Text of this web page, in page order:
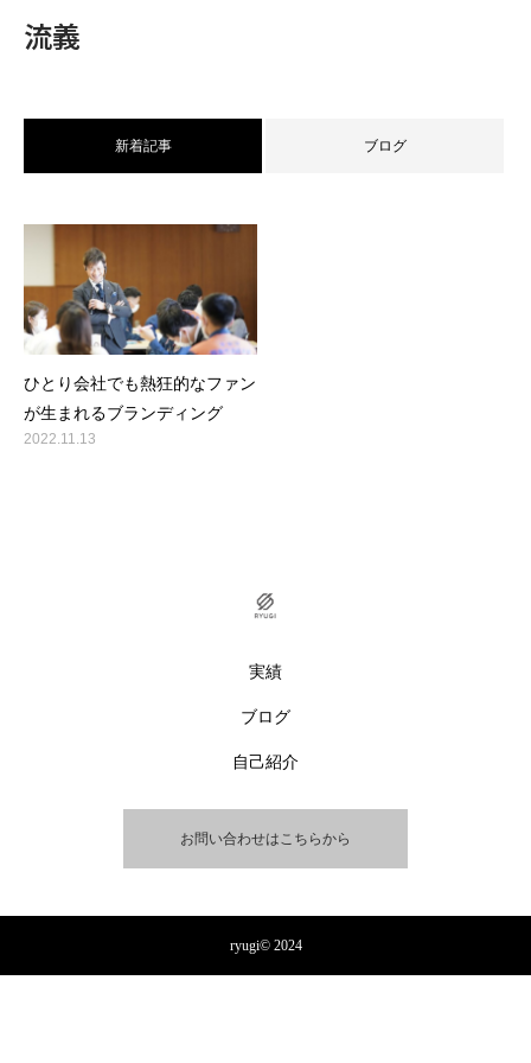
流義
新着記事 ブログ
ひとり会社でも熱狂的なファン
が生まれるブランディング
2022.11.13
実績
ブログ
自己紹介
お問い合わせはこちらから
ryugi© 2024